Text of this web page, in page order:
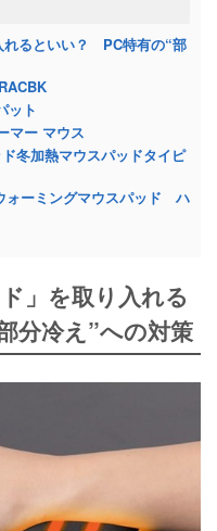
れるといい？ PC特有の“部
ット
マー マウス
冬加熱マウスパッドタイピ
ォーミングマウスパッド ハ
」を取り入れる
分冷え”への対策